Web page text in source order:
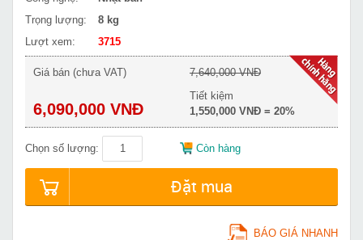
Trọng lượng:
8 kg
Lượt xem:
3715
Giá bán (chưa VAT)
6,090,000 VNĐ
7,640,000 VNĐ
Tiết kiệm
1,550,000 VNĐ = 20%
Chọn số lượng: Còn hàng
Đặt mua
BÁO GIÁ NHANH